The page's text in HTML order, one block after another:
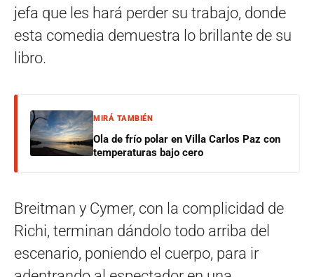
jefa que les hará perder su trabajo, donde
esta comedia demuestra lo brillante de su
libro.
MIRÁ TAMBIÉN
Ola de frío polar en Villa Carlos Paz con
temperaturas bajo cero
Breitman y Cymer, con la complicidad de
Richi, terminan dándolo todo arriba del
escenario, poniendo el cuerpo, para ir